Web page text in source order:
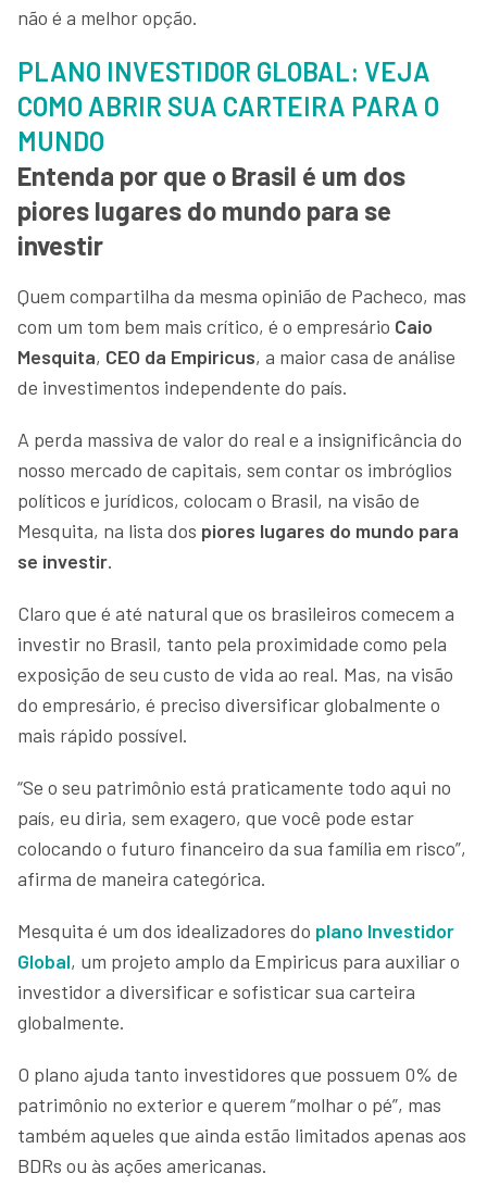
não é a melhor opção.
PLANO INVESTIDOR GLOBAL: VEJA
COMO ABRIR SUA CARTEIRA PARA O
MUNDO
Entenda por que o Brasil é um dos
piores lugares do mundo para se
investir
Quem compartilha da mesma opinião de Pacheco, mas
com um tom bem mais crítico, é o empresário Caio
Mesquita, CEO da Empiricus, a maior casa de análise
de investimentos independente do país.
A perda massiva de valor do real e a insignificância do
nosso mercado de capitais, sem contar os imbróglios
políticos e jurídicos, colocam o Brasil, na visão de
Mesquita, na lista dos piores lugares do mundo para
se investir.
Claro que é até natural que os brasileiros comecem a
investir no Brasil, tanto pela proximidade como pela
exposição de seu custo de vida ao real. Mas, na visão
do empresário, é preciso diversificar globalmente o
mais rápido possível.
“Se o seu patrimônio está praticamente todo aqui no
país, eu diria, sem exagero, que você pode estar
colocando o futuro financeiro da sua família em risco”,
afirma de maneira categórica.
Mesquita é um dos idealizadores do plano Investidor
Global, um projeto amplo da Empiricus para auxiliar o
investidor a diversificar e sofisticar sua carteira
globalmente.
O plano ajuda tanto investidores que possuem 0% de
patrimônio no exterior e querem “molhar o pé”, mas
também aqueles que ainda estão limitados apenas aos
BDRs ou às ações americanas.